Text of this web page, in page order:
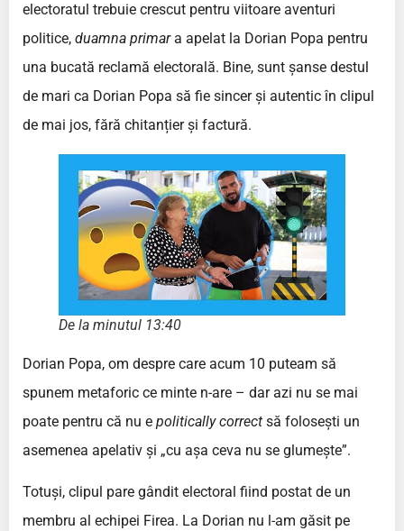
electoratul trebuie crescut pentru viitoare aventuri
politice, duamna primara apelat la Dorian Popa pentru
una bucată reclamă electorală. Bine, sunt șanse destul
de mari ca Dorian Popa să fie sincer și autentic în clipul
de mai jos, fără chitanțier și factură.
De la minutul 13:40
Dorian Popa, om despre care acum 10 puteam să
spunem metaforic ce minte n-are – dar azi nu se mai
poate pentru că nu e politically correct să folosești un
asemenea apelativ și „cu așa ceva nu se glumește”.
Totuși, clipul pare gândit electoral fiind postat de un
membru al echipei Firea. La Dorian nu l-am găsit pe